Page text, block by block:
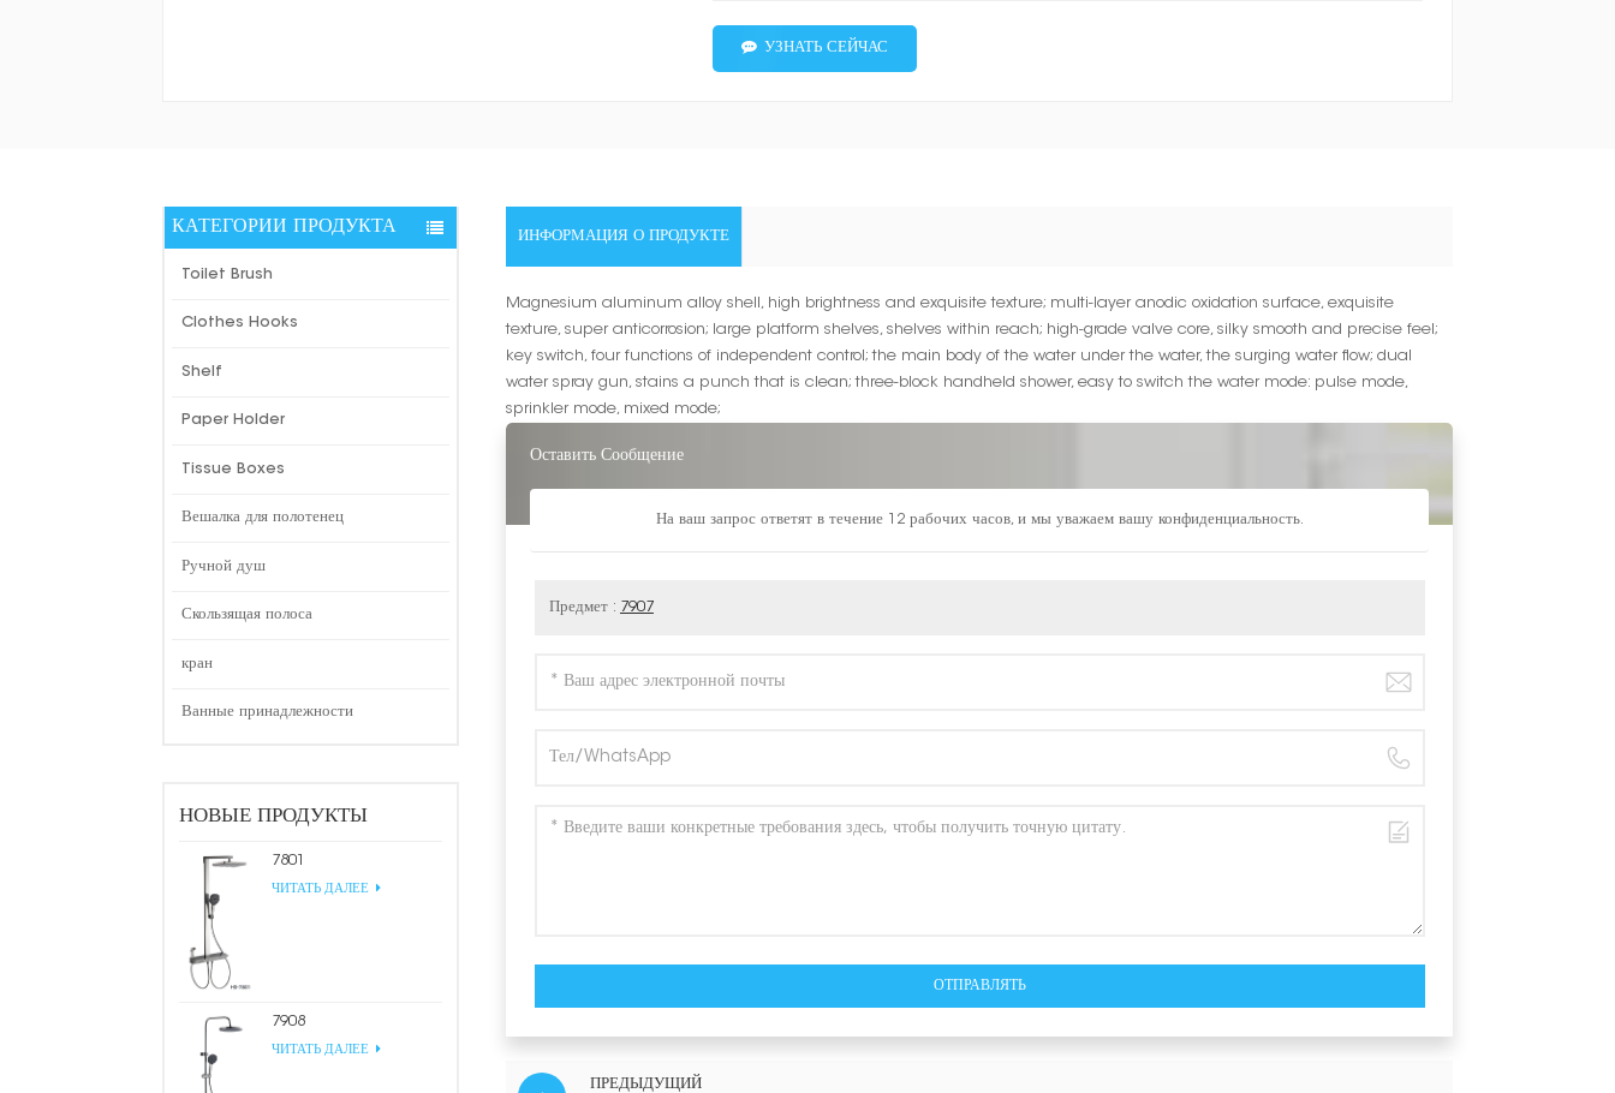
УЗНАТЬ СЕЙЧАС
КАТЕГОРИИ ПРОДУКТА
Toilet Brush
Clothes Hooks
Shelf
Paper Holder
Tissue Boxes
Вешалка для полотенец
Ручной душ
Скользящая полоса
кран
Ванные принадлежности
НОВЫЕ ПРОДУКТЫ
7801
ЧИТАТЬ ДАЛЕЕ
7908
ЧИТАТЬ ДАЛЕЕ
ИНФОРМАЦИЯ О ПРОДУКТЕ
Magnesium aluminum alloy shell, high brightness and exquisite texture; multi-layer anodic oxidation surface, exquisite
texture, super anticorrosion; large platform shelves, shelves within reach; high-grade valve core, silky smooth and precise feel;
key switch, four functions of independent control; the main body of the water under the water, the surging water flow; dual
water spray gun, stains a punch that is clean; three-block handheld shower, easy to switch the water mode: pulse mode,
sprinkler mode, mixed mode;
Оставить Сообщение
На ваш запрос ответят в течение 12 рабочих часов, и мы уважаем вашу конфиденциальность.
Предмет : 7907
ОТПРАВЛЯТЬ
ПРЕДЫДУЩИЙ